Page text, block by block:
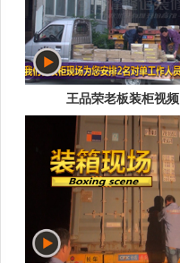
王品荣老板装柜视频